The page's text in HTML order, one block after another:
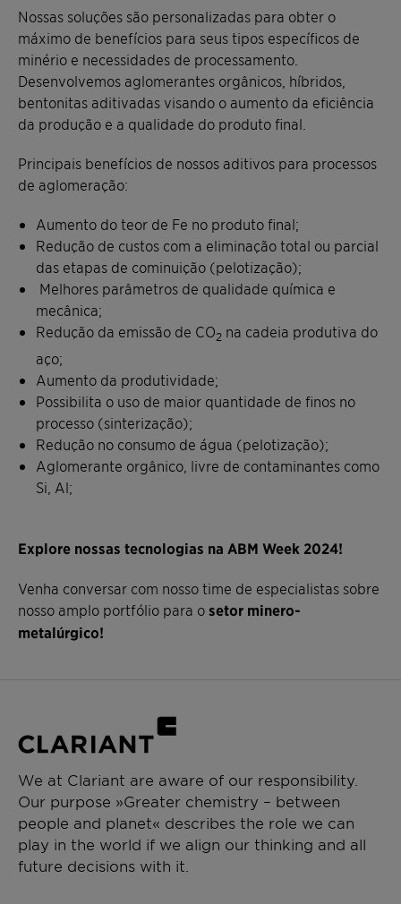
Nossas soluções são personalizadas para obter o
máximo de benefícios para seus tipos específicos de
minério e necessidades de processamento.
Desenvolvemos aglomerantes orgânicos, híbridos,
bentonitas aditivadas visando o aumento da eficiência
da produção e a qualidade do produto final.
Principais benefícios de nossos aditivos para processos
de aglomeração:
Aumento do teor de Fe no produto final;
Redução de custos com a eliminação total ou parcial
das etapas de cominuição (pelotização);
Melhores parâmetros de qualidade química e
mecânica;
Redução da emissão de CO2 na cadeia produtiva do
aço;
Aumento da produtividade;
Possibilita o uso de maior quantidade de finos no
processo (sinterização);
Redução no consumo de água (pelotização);
Aglomerante orgânico, livre de contaminantes como
Si, Al;
Explore nossas tecnologias na ABM Week 2024!
Venha conversar com nosso time de especialistas sobre
nosso amplo portfólio para o setor minero-
metalúrgico!
We at Clariant are aware of our responsibility.
Our purpose »Greater chemistry – between
people and planet« describes the role we can
play in the world if we align our thinking and all
future decisions with it.